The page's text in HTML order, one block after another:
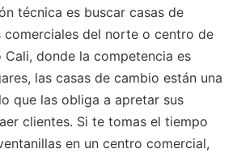
técnica es buscar casas de
comerciales del norte o centro de
Cali, donde la competencia es
las casas de cambio están una
que las obliga a apretar sus
clientes. Si te tomas el tiempo
en un centro comercial,